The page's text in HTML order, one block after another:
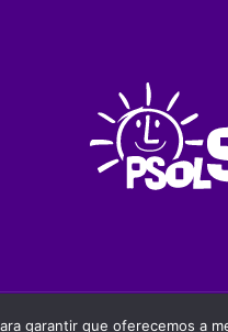
liberados desde que
garantir que oferecemos a